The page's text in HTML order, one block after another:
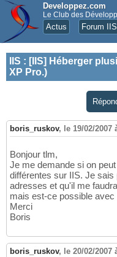
Developpez.com
Le Club des
Actus Forum IIS
IIS : [IIS] Héberger
XP Pro.)
boris_ruskov, le 19/02/2007
Bonjour tlm,
Je me demande si on
différentes sur IIS. Je
adresses et qu'il me
mais est-ce possible avec
Merci
Boris
boris_ruskov, le 20/02/2007